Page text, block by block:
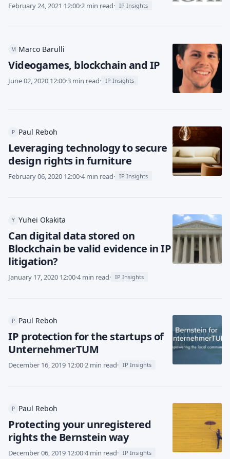
February 24, 2021 12:00·2 min read· IP Insights
M Marco Barulli
Videogames, blockchain and IP
June 02, 2020 12:00·3 min read· IP Insights
P Paul Reboh
Leveraging technology to secure
design rights in furniture
February 06, 2020 12:00·4 min read· IP Insights
Y Yuhei Okakita
Can digital data stored on
Blockchain be valid evidence in IP
litigation?
January 17, 2020 12:00·4 min read· IP Insights
P Paul Reboh
IP protection for the startups of
UnternehmerTUM
December 16, 2019 12:00·2 min read· IP Insights
P Paul Reboh
Protecting your unregistered
rights the Bernstein way
December 06, 2019 12:00·4 min read· IP Insights